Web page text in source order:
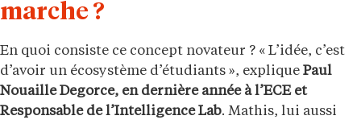
marche ?
En quoi consiste ce concept novateur ? « L’idée, c’est
d’avoir un écosystème d’étudiants », explique Paul
Nouaille Degorce, en dernière année à l’ECE et
Responsable de l’Intelligence Lab. Mathis, lui aussi